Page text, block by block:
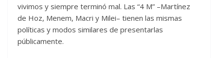
vivimos y siempre terminó mal. Las “4 M” –Martínez
de Hoz, Menem, Macri y Milei– tienen las mismas
políticas y modos similares de presentarlas
públicamente.